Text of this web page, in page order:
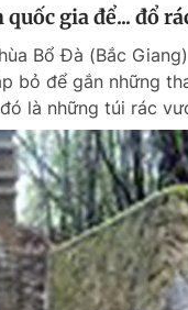
gia để... đổ
Bổ Đà (Bắc
bỏ để gắn những
là những túi rác